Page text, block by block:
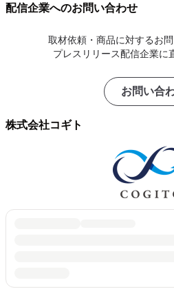
配信企業へのお問い合わせ
取材依頼・商品に対するお問
プレスリリース配信企業に
お問い合
株式会社コギト